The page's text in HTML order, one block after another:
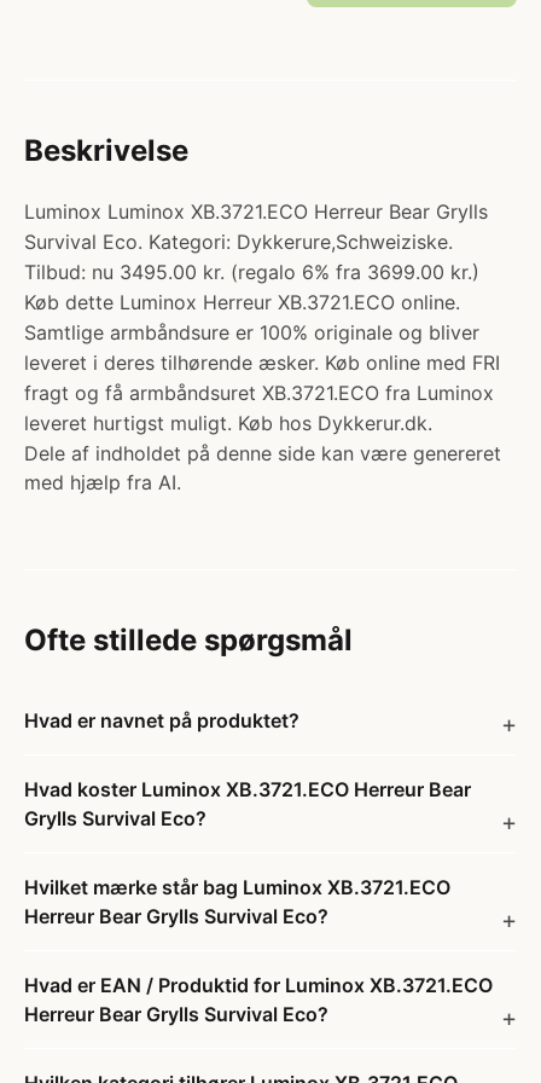
Beskrivelse
Luminox Luminox XB.3721.ECO Herreur Bear Grylls
Survival Eco. Kategori: Dykkerure,Schweiziske.
Tilbud: nu 3495.00 kr. (regalo 6% fra 3699.00 kr.)
Køb dette Luminox Herreur XB.3721.ECO online.
Samtlige armbåndsure er 100% originale og bliver
leveret i deres tilhørende æsker. Køb online med FRI
fragt og få armbåndsuret XB.3721.ECO fra Luminox
leveret hurtigst muligt. Køb hos Dykkerur.dk.
Dele af indholdet på denne side kan være genereret
med hjælp fra AI.
Ofte stillede spørgsmål
Hvad er navnet på produktet?
Hvad koster Luminox XB.3721.ECO Herreur Bear
Grylls Survival Eco?
Hvilket mærke står bag Luminox XB.3721.ECO
Herreur Bear Grylls Survival Eco?
Hvad er EAN / Produktid for Luminox XB.3721.ECO
Herreur Bear Grylls Survival Eco?